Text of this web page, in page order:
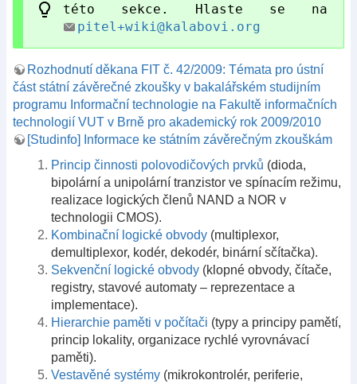
této sekce. Hlaste se na
pitel+wiki@kalabovi.org
Rozhodnutí děkana FIT č. 42/2009: Témata pro ústní
část státní závěrečné zkoušky v bakalářském studijním
programu Informační technologie na Fakultě informačních
technologií VUT v Brně pro akademický rok 2009/2010
[Studinfo] Informace ke státním závěrečným zkouškám
Princip činnosti polovodičových prvků (dioda,
bipolární a unipolární tranzistor ve spínacím režimu,
realizace logických členů NAND a NOR v
technologii CMOS).
Kombinační logické obvody (multiplexor,
demultiplexor, kodér, dekodér, binární sčítačka).
Sekvenční logické obvody (klopné obvody, čítače,
registry, stavové automaty – reprezentace a
implementace).
Hierarchie paměti v počítači (typy a principy pamětí,
princip lokality, organizace rychlé vyrovnávací
paměti).
Vestavěné systémy (mikrokontrolér, periferie,